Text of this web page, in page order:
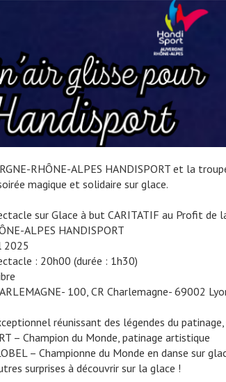
RHÔNE-ALPES HANDISPORT et la
magique et solidaire sur glace.
sur Glace à but CARITATIF au Profit de
ALPES HANDISPORT
2025
: 20h00 (durée : 1h30)
100, CR Charlemagne- 69002
réunissant des légendes du
– Champion du Monde, patinage artistique
– Championne du Monde en danse sur
surprises à découvrir sur la glace !